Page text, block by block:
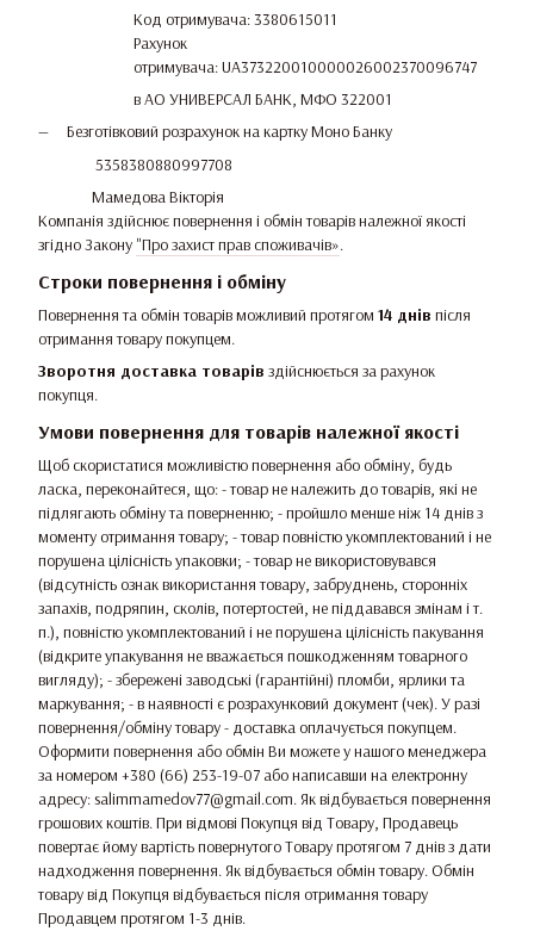
Код отримувача: 3380615011
Рахунок
отримувача: UA373220010000026002370096747
в АО УНИВЕРСАЛ БАНК, МФО 322001
Безготівковий розрахунок на картку Моно Банку
5358380880997708
Мамедова Вікторія
Компанія здійснює повернення і обмін товарів належної якості
згідно Закону "Про захист прав споживачів».
Строки повернення і обміну
Повернення та обмін товарів можливий протягом 14 днів після
отримання товару покупцем.
Зворотня доставка товарів здійснюється за рахунок
покупця.
Умови повернення для товарів належної якості
Щоб скористатися можливістю повернення або обміну, будь
ласка, переконайтеся, що: - товар не належить до товарів, які не
підлягають обміну та поверненню; - пройшло менше ніж 14 днів з
моменту отримання товару; - товар повністю укомплектований і не
порушена цілісність упаковки; - товар не використовувався
(відсутність ознак використання товару, забруднень, сторонніх
запахів, подряпин, сколів, потертостей, не піддавався змінам і т.
п.), повністю укомплектований і не порушена цілісність пакування
(відкрите упакування не вважається пошкодженням товарного
вигляду); - збережені заводські (гарантійні) пломби, ярлики та
маркування; - в наявності є розрахунковий документ (чек). У разі
повернення/обміну товару - доставка оплачується покупцем.
Оформити повернення або обмін Ви можете у нашого менеджера
за номером +380 (66) 253-19-07 або написавши на електронну
адресу: salimmamedov77@gmail.com. Як відбувається повернення
грошових коштів. При відмові Покупця від Товару, Продавець
повертає йому вартість повернутого Товару протягом 7 днів з дати
надходження повернення. Як відбувається обмін товару. Обмін
товару від Покупця відбувається після отримання товару
Продавцем протягом 1-3 днів.